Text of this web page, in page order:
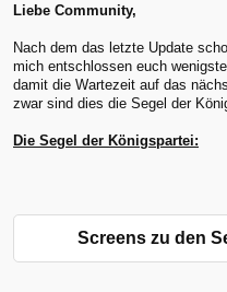
Liebe Community,
Nach dem das letzte Update
mich entschlossen euch
damit die Wartezeit auf das
zwar sind dies die Segel der
Die Segel der Königspartei:
Screens zu den